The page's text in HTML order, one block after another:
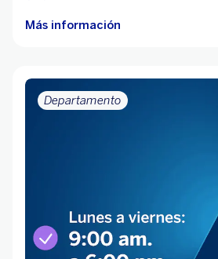
Más información
Departamento